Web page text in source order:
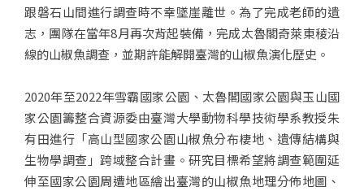
跟磐石山間進行調查時不幸墜崖離世。為了完成老師的遺
志，團隊在當年8月再次背起裝備，完成太魯閣奇萊東稜沿
線的山椒魚調查，並期許能解開臺灣的山椒魚演化歷史。
2020年至2022年雪霸國家公園、太魯閣國家公園與玉山國
家公園籌整合資源委由臺灣大學動物科學技術學系教授朱
有田進行「高山型國家公園山椒魚分布棲地、遺傳結構與
生物學調查」跨域整合計畫。研究目標希望將調查範圍延
伸至國家公園周遭地區繪出臺灣的山椒魚地理分佈地圖、